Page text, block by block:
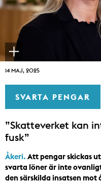
14 MAJ, 2025
SVARTA PENGAR
”Skatteverket kan
fusk”
Åkeri. Att pengar skickas
svarta löner är inte
den särskilda insatsen mot